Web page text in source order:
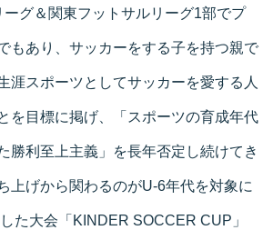
ーグ＆関東フットサルリーグ1部でプ
もあり、サッカーをする子を持つ親で
涯スポーツとしてサッカーを愛する人
を目標に掲げ、「スポーツの育成年代
勝利至上主義」を長年否定し続けてき
上げから関わるのがU-6年代を対象に
た大会「KINDER SOCCER CUP」